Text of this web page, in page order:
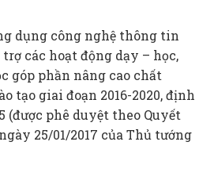
dụng công nghệ thông tin
các hoạt động dạy – học,
góp phần nâng cao chất
tạo giai đoạn 2016-2020, định
(được phê duyệt theo Quyết
25/01/2017 của Thủ tướng